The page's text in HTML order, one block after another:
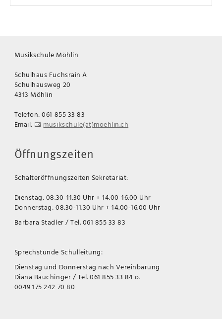
Musikschule Möhlin
Schulhaus Fuchsrain A
Schulhausweg 20
4313 Möhlin
Telefon: 061 855 33 83
Email:
musikschule(at)moehlin.ch
Öffnungszeiten
Schalteröffnungszeiten Sekretariat:
Dienstag: 08.30-11.30 Uhr + 14.00-16.00 Uhr
Donnerstag: 08.30-11.30 Uhr + 14.00-16.00 Uhr
Barbara Stadler / Tel. 061 855 33 83
Sprechstunde Schulleitung:
Dienstag und Donnerstag nach Vereinbarung
Diana Bauchinger / Tel. 061 855 33 84 o.
0049 175 242 70 80